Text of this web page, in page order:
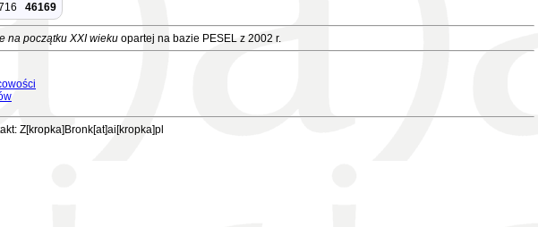
46169
na początku XXI wiekuopartej na bazie PESEL z 2002 r.
Z[kropka]Bronk[at]ai[kropka]pl